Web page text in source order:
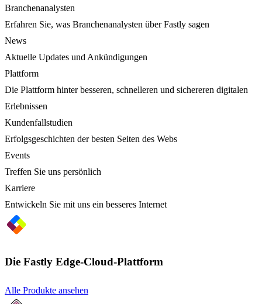
Branchenanalysten
Erfahren Sie, was Branchenanalysten über Fastly sagen
News
Aktuelle Updates und Ankündigungen
Plattform
Die Plattform hinter besseren, schnelleren und sichereren digitalen
Erlebnissen
Kundenfallstudien
Erfolgsgeschichten der besten Seiten des Webs
Events
Treffen Sie uns persönlich
Karriere
Entwickeln Sie mit uns ein besseres Internet
Die Fastly Edge-Cloud-Plattform
Alle Produkte ansehen